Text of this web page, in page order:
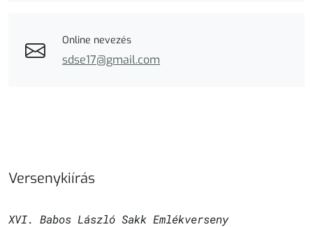
Online nevezés
sdse17@gmail.com
Versenykiírás
XVI. Babos László Sakk Emlékverseny